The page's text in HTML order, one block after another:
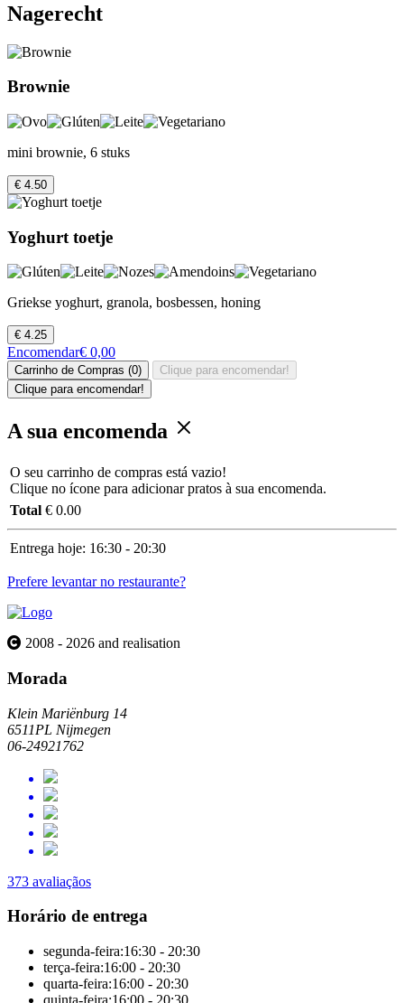
Nagerecht
Brownie
mini brownie, 6 stuks
€ 4.50
Yoghurt toetje
Griekse yoghurt, granola, bosbessen, honing
€ 4.25
Encomendar€ 0,00
Carrinho de Compras (0)
Clique para encomendar!
Clique para encomendar!
A sua encomenda
O seu carrinho de compras está vazio!
Clique no ícone para adicionar pratos à sua encomenda.
Total € 0.00
Entrega hoje: 16:30 - 20:30
Prefere levantar no restaurante?
2008 - 2026 and realisation
Morada
Klein Mariënburg 14
6511PL Nijmegen
06-24921762
373 avaliaçãos
Horário de entrega
segunda-feira:16:30 - 20:30
terça-feira:16:00 - 20:30
quarta-feira:16:00 - 20:30
quinta-feira:16:00 - 20:30